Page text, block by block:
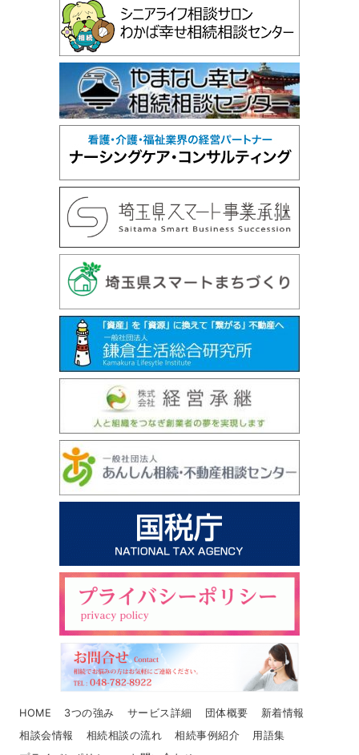
HOME 3つの強み サービス詳細 団体概要
新着情報
相談会情報
相続相談の流れ 相続事例紹介
用語集